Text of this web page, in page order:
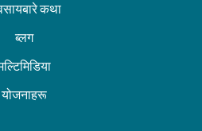
कथा
ब्लग
योजनाहरू